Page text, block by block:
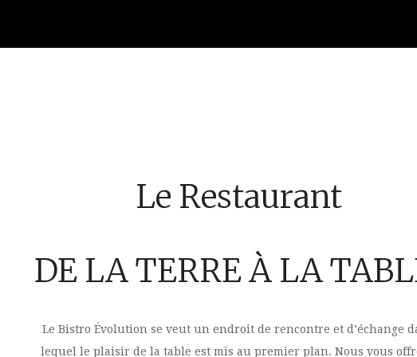
Le Restaurant
DE LA TERRE À LA
Le Bistro Évolution se veut un endroit de rencontre et d’échange
lequel le plaisir de la table est mis au premier plan. Nous vous